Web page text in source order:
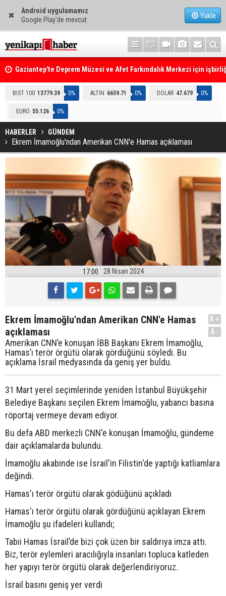
Android uygulamamız
Google Play'de mevcut
Yükle
Gaziantep'te Deprem Müzesi ve Afet Farkındalık Merkezi için
protokolü imzalandı
Resmi Gazete'de Bugün
BIST 100 13779.39 0% ALTIN 6659.71 0% DOLAR 47.679 0%
EURO 55.126 0%
HABERLER GÜNDEM
Ekrem İmamoğlu'ndan Amerikan CNN'e Hamas açıklaması
17:00 28 Nisan 2024
Ekrem İmamoğlu'ndan Amerikan CNN'e Hamas
açıklaması
Amerikan CNN’e konuşan İBB Başkanı Ekrem İmamoğlu,
Hamas’ı terör örgütü olarak gördüğünü söyledi. Bu
açıklama İsrail medyasında da geniş yer buldu.
A+
A-
31 Mart yerel seçimlerinde yeniden İstanbul Büyükşehir
Belediye Başkanı seçilen Ekrem İmamoğlu, yabancı basına
röportaj vermeye devam ediyor.
Bu defa ABD merkezli CNN'e konuşan İmamoğlu, gündeme
dair açıklamalarda bulundu.
İmamoğlu akabinde ise İsrail'in Filistin'de yaptığı katliamlara
değindi.
Hamas'ı terör örgütü olarak gödüğünü açıkladı
Hamas'ı terör örgütü olarak gördüğünü açıklayan Ekrem
İmamoğlu şu ifadeleri kullandı;
Tabii Hamas İsrail’de bizi çok üzen bir saldırıya imza attı.
Biz, terör eylemleri aracılığıyla insanları topluca katleden
her yapıyı terör örgütü olarak değerlendiriyoruz.
İsrail basını geniş yer verdi